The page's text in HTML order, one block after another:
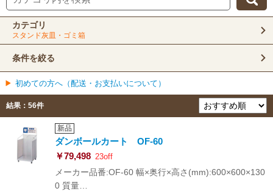
カテゴリ
スタンド灰皿・ゴミ箱
条件を絞る
初めての方へ（配送・お支払いについて）
結果： 56件
新品
ダンボールカート OF-60
￥79,498 23off
メーカー品番:OF-60 幅×奥行×高さ(mm):600×600×130
0 質量…